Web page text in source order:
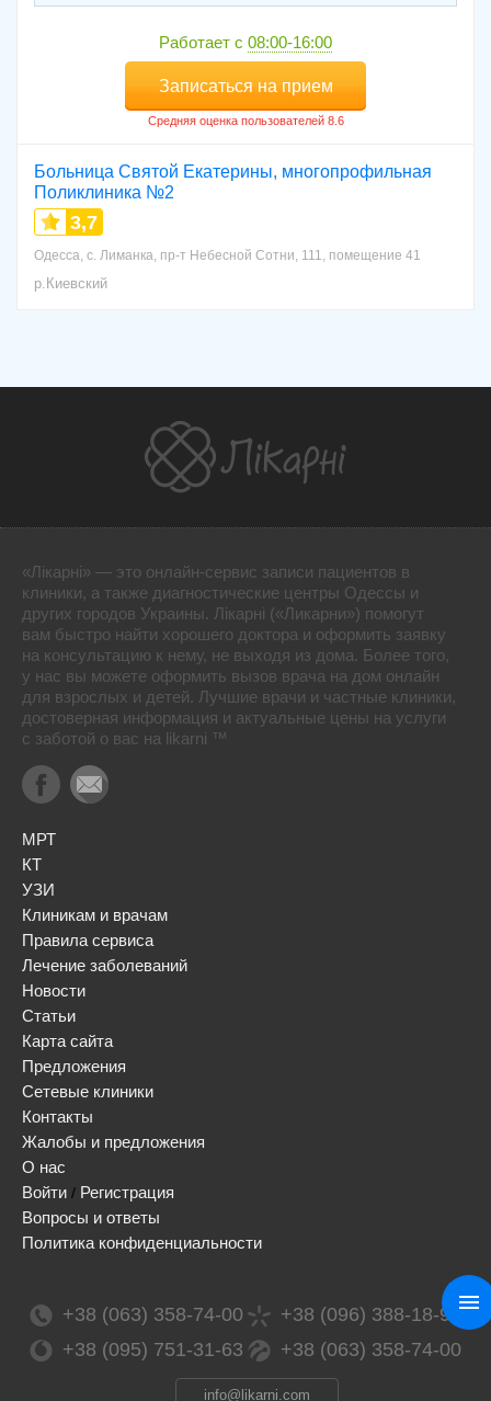
Работает с 08:00-16:00
Записаться на прием
Больница Святой Екатерины, многопрофильная
Поликлиника №2
3,7
Одесса, с. Лиманка, пр-т Небесной Сотни, 111, помещение 41
р.Киевский
«Лікарні» — это онлайн-сервис записи пациентов в
клиники, а также диагностические центры Одессы и
других городов Украины. Лікарні («Ликарни») помогут
вам быстро найти хорошего доктора и оформить заявку
на консультацию к нему, не выходя из дома. Более того,
у нас вы можете оформить вызов врача на дом онлайн
для взрослых и детей. Лучшие врачи и частные клиники,
достоверная информация и актуальные цены на услуги
с заботой о вас на likarni ™
МРТ
КТ
УЗИ
Клиникам и врачам
Правила сервиса
Лечение заболеваний
Новости
Статьи
Карта сайта
Предложения
Сетевые клиники
Контакты
Жалобы и предложения
О нас
Войти / Регистрация
Вопросы и ответы
Политика конфиденциальности
+38 (063) 358-74-00
+38 (096) 388-18-99
+38 (095) 751-31-63
+38 (063) 358-74-00
info@likarni.com